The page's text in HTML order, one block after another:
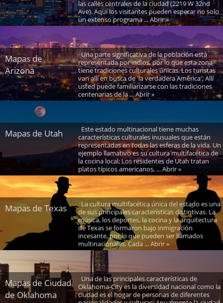
las calles centrales de la ciudad (2219 W 32nd
Ave). Aquí los visitantes pueden esperar no solo
un extenso programa ... Abrir »
Mapas de
Arizona
Una parte significativa de la población está
representada por indios, por lo que esta zona
tiene tradiciones culturales únicas. Los turistas
van allí en busca de 'la verdadera América'; Allí
usted puede familiarizarse con las tradiciones
centenarias de la ... Abrir »
Mapas de Utah
Este estado multinacional tiene muchas
características culturales inusuales que están
representadas en todas las esferas de la vida. Un
ejemplo llamativo es su cultura multifacética de
la cocina local; Los residentes de Utah tratan
platos típicos americanos, ... Abrir »
Mapas de Texas
La cultura multifacética única del estado es una
de sus principales características distintivas. La
música, los deportes, la cocina y la arquitectura
de Texas se formaron bajo inmigración
incesante, por lo que pueden ser llamados
multinacionales. Cada ... Abrir »
Mapas de Ciudad
de Oklahoma
Una de las principales características de
Oklahoma-City es la diversidad nacional como la
ciudad es el hogar de personas de diferentes